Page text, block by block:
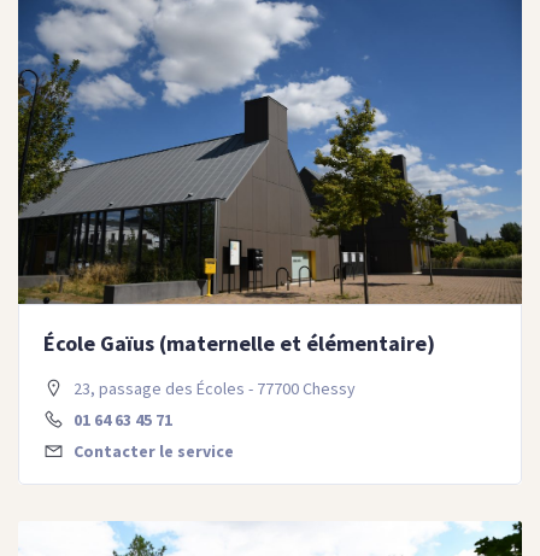
École Gaïus (maternelle et élémentaire)
23, passage des Écoles - 77700 Chessy
01 64 63 45 71
Contacter le service